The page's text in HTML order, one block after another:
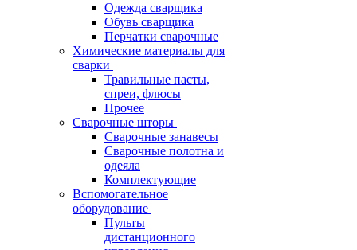
Одежда сварщика
Обувь сварщика
Перчатки сварочные
Химические материалы для
сварки
Травильные пасты,
спреи, флюсы
Прочее
Сварочные шторы
Сварочные занавесы
Сварочные полотна и
одеяла
Комплектующие
Вспомогательное
оборудование
Пульты
дистанционного